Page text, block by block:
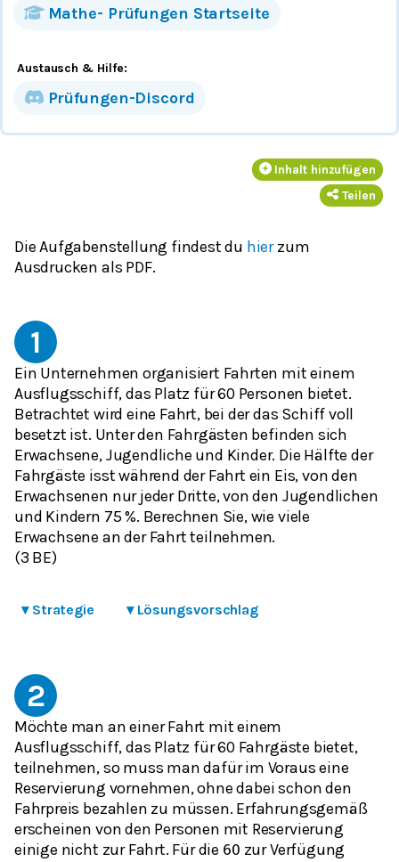
Mathe- Prüfungen Startseite
Austausch & Hilfe:
Prüfungen-Discord
Inhalt hinzufügen
Teilen
Die Aufgabenstellung findest du hierzum
Ausdrucken als PDF.
1
Ein Unternehmen organisiert Fahrten mit einem
Ausflugsschiff, das Platz für 60 Personen bietet.
Betrachtet wird eine Fahrt, bei der das Schiff voll
besetzt ist. Unter den Fahrgästen befinden sich
Erwachsene, Jugendliche und Kinder. Die Hälfte der
Fahrgäste isst während der Fahrt ein Eis, von den
Erwachsenen nur jeder Dritte, von den Jugendlichen
und Kindern 75 %. Berechnen Sie, wie viele
Erwachsene an der Fahrt teilnehmen.
(3 BE)
▾ Strategie ▾ Lösungsvorschlag
2
Möchte man an einer Fahrt mit einem
Ausflugsschiff, das Platz für 60 Fahrgäste bietet,
teilnehmen, so muss man dafür im Voraus eine
Reservierung vornehmen, ohne dabei schon den
Fahrpreis bezahlen zu müssen. Erfahrungsgemäß
erscheinen von den Personen mit Reservierung
einige nicht zur Fahrt. Für die 60 zur Verfügung